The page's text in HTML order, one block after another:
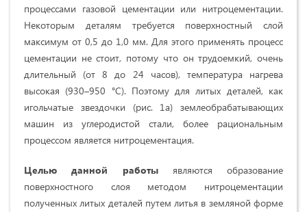
процессами газовой цементации или нитроцементации.
Некоторым деталям требуется поверхностный слой
максимум от 0,5 до 1,0 мм. Для этого применять процесс
цементации не стоит, потому что он трудоемкий, очень
длительный (от 8 до 24 часов), температура нагрева
высокая (930–950 °С). Поэтому для литых деталей, как
игольчатые звездочки (рис. 1а) землеобрабатывающих
машин из углеродистой стали, более рациональным
процессом является нитроцементация.
Целью данной работыявляются образование
поверхностного слоя методом нитроцементации
полученных литых деталей путем литья в земляной форме